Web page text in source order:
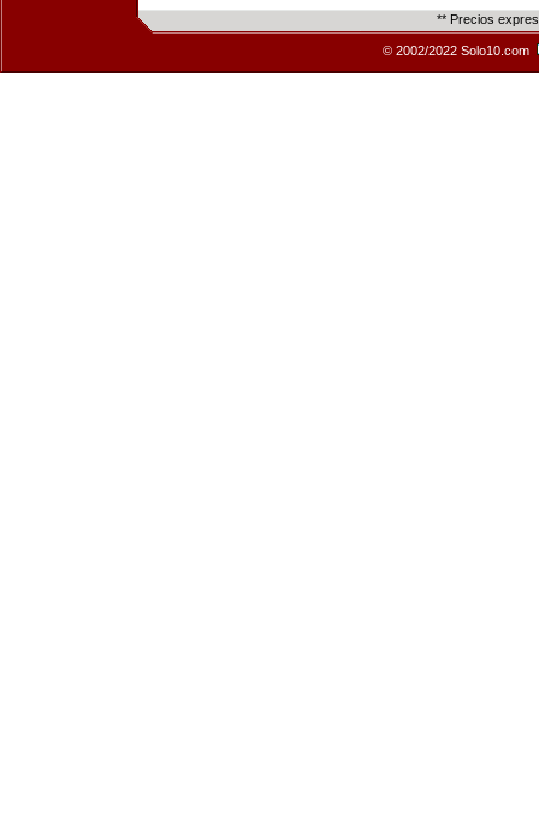
** Precios
© 2002/2022 Solo10.com